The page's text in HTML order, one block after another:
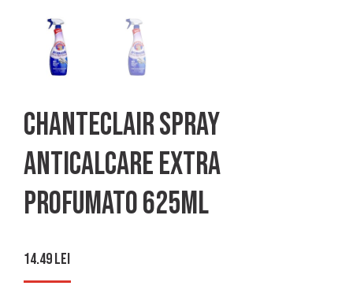
Chanteclair spray
anticalcare extra
profumato 625ml
14.49lei